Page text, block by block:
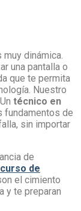
dinámica.
una pantalla o
que te permita
Nuestro
técnico en
fundamentos de
sin importar
de
curso de
el cimiento
y te preparan